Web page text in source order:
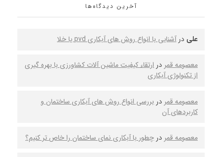
آخرین دیدگاه‌ها
علی درآشنایی با انواع روش های آبکاری pvd یا خلا
معصومه قمر در ارتقاء کیفیت ماشین‌ آلات کشاورزی با بهره‌ گیری
از تکنولوژی آبکاری
معصومه قمر در بررسی انواع روش‌ های آبکاری ساختمان و
کاربردهای آن
معصومه قمر در چطور با آبکاری نمای ساختمان را خاص‌ تر کنیم؟